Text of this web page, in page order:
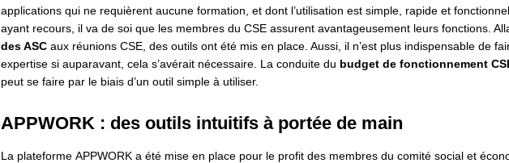
applications qui ne requièrent aucune formation, et dont l’utilisation est simple, rapide et
ayant recours, il va de soi que les membres du CSE assurent avantageusement leurs fonctions.
des ASCaux réunions CSE, des outils ont été mis en place. Aussi, il n’est plus indispensable de
expertise si auparavant, cela s’avérait nécessaire. La conduite du budget de fonctionnement
peut se faire par le biais d’un outil simple à utiliser.
APPWORK : des outils intuitifs à portée de main
La plateforme APPWORK a été mise en place pour le profit des membres du comité social et